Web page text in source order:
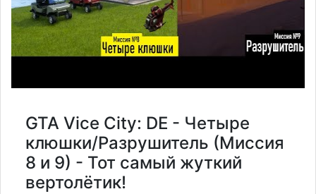
GTA Vice City: DE - Четыре
клюшки/Разрушитель (Миссия
8 и 9) - Тот самый жуткий
вертолётик!